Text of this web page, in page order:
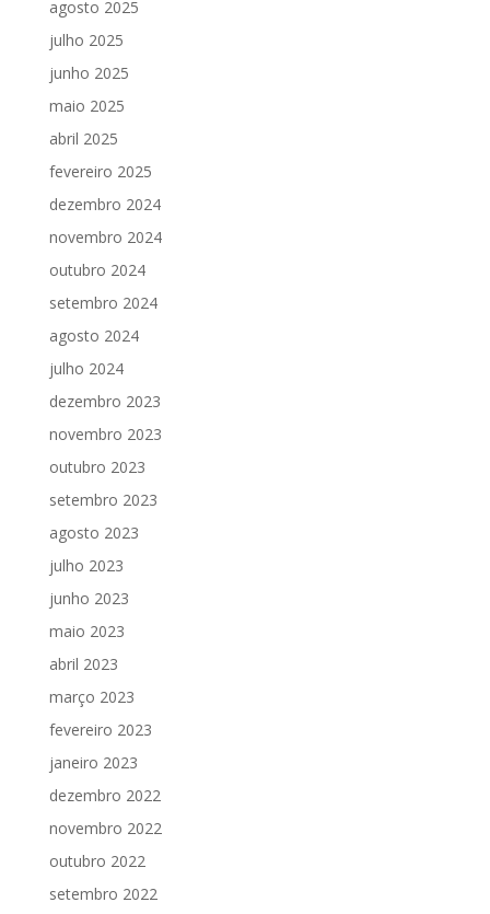
agosto 2025
julho 2025
junho 2025
maio 2025
abril 2025
fevereiro 2025
dezembro 2024
novembro 2024
outubro 2024
setembro 2024
agosto 2024
julho 2024
dezembro 2023
novembro 2023
outubro 2023
setembro 2023
agosto 2023
julho 2023
junho 2023
maio 2023
abril 2023
março 2023
fevereiro 2023
janeiro 2023
dezembro 2022
novembro 2022
outubro 2022
setembro 2022